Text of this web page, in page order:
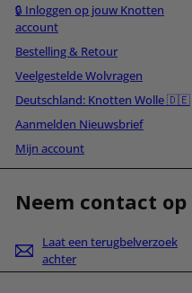
🔒 Inloggen op jouw Knotten
account
Bestelling & Retour
Veelgestelde Wolvragen
Deutschland: Knotten Wolle 🇩🇪
Aanmelden Nieuwsbrief
Mijn account
Neem contact op
Laat een terugbelverzoek
achter